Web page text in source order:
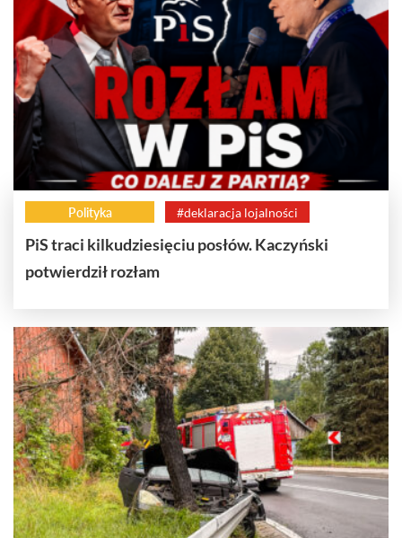
Polityka #deklaracja lojalności
PiS traci kilkudziesięciu posłów. Kaczyński
potwierdził rozłam